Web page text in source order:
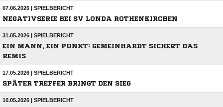
07.06.2026 | SPIELBERICHT
NEGATIVSERIE BEI SV LONDA ROTHENKIRCHEN
31.05.2026 | SPIELBERICHT
EIN MANN, EIN PUNKT: GEMEINHARDT SICHERT DAS
REMIS
17.05.2026 | SPIELBERICHT
SPÄTER TREFFER BRINGT DEN SIEG
10.05.2026 | SPIELBERICHT